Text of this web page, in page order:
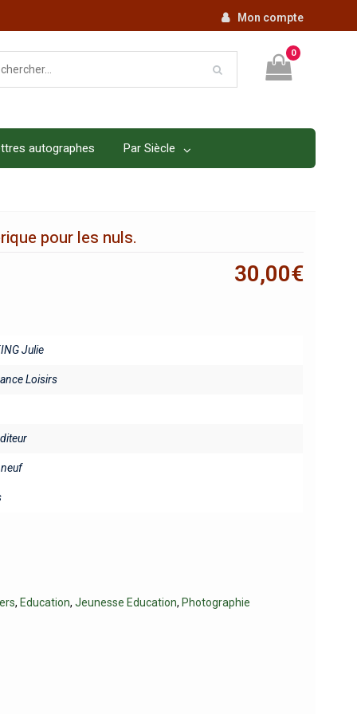
Mon compte
0
autographes Par Siècle
pour les nuls.
30,00€
Julie
Loisirs
, Education,Jeunesse Education, Photographie